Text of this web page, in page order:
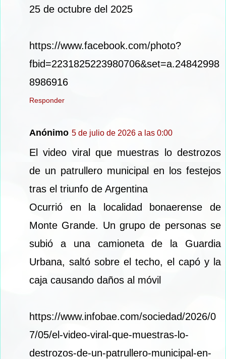
25 de octubre del 2025
https://www.facebook.com/photo?
fbid=2231825223980706&set=a.24842998
8986916
Responder
Anónimo 5 de julio de 2026 a las 0:00
El video viral que muestras lo destrozos
de un patrullero municipal en los festejos
tras el triunfo de Argentina
Ocurrió en la localidad bonaerense de
Monte Grande. Un grupo de personas se
subió a una camioneta de la Guardia
Urbana, saltó sobre el techo, el capó y la
caja causando daños al móvil
https://www.infobae.com/sociedad/2026/0
7/05/el-video-viral-que-muestras-lo-
destrozos-de-un-patrullero-municipal-en-